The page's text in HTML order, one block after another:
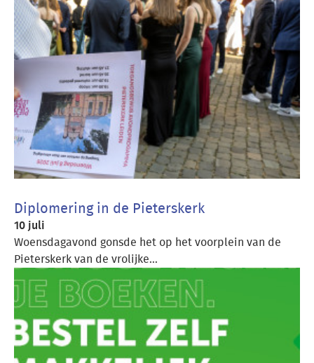
Diplomering in de Pieterskerk
10 juli
Woensdagavond gonsde het op het voorplein van de
Pieterskerk van de vrolijke...